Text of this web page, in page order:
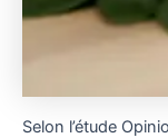
Selon l’étude